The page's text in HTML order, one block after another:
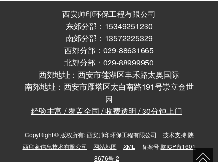
西安帅印环保工程有限公司
东郊分部：15349251230
南郊分部：13572225329
西郊分部：029-88631665
北郊分部：029-88999950
西郊地址：西安市莲湖区丰禾路太奥国际
南郊地址：西安市雁塔区太白南路191号崇立金世
园
经验丰富 / 覆盖全国 / 收费透明 / 30分钟上门
CopyRight © 版权所有:西安帅印环保工程有限公司 技术支持:陕
西印象信息技术有限公司
网站地图 XML 备案号:陕ICP备1601
8676号-2